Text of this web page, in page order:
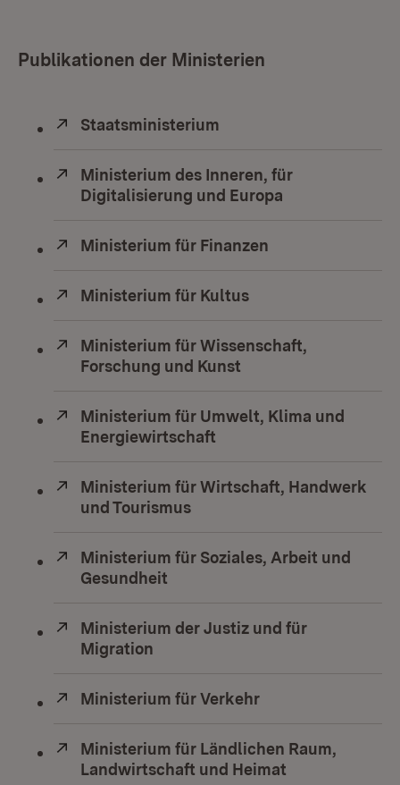
Publikationen der Ministerien
Extern:
Staatsministerium
Extern:
Ministerium des Inneren, für
Digitalisierung und Europa
Extern:
Ministerium für Finanzen
Extern:
Ministerium für Kultus
Extern:
Ministerium für Wissenschaft,
Forschung und Kunst
Extern:
Ministerium für Umwelt, Klima und
Energiewirtschaft
Extern:
Ministerium für Wirtschaft, Handwerk
und Tourismus
Extern:
Ministerium für Soziales, Arbeit und
Gesundheit
Extern:
Ministerium der Justiz und für
Migration
Extern:
Ministerium für Verkehr
Extern:
Ministerium für Ländlichen Raum,
Landwirtschaft und Heimat